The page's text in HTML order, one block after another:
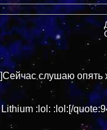
слушаю опять
:lol: :lol:[/